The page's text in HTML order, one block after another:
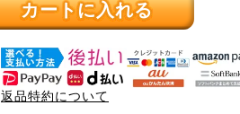
カートに入れる
返品特約について